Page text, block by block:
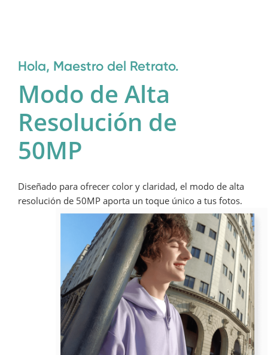
Hola, Maestro del Retrato.
Modo de Alta
Resolución de
50MP
Diseñado para ofrecer color y claridad, el modo de alta
resolución de 50MP aporta un toque único a tus fotos.